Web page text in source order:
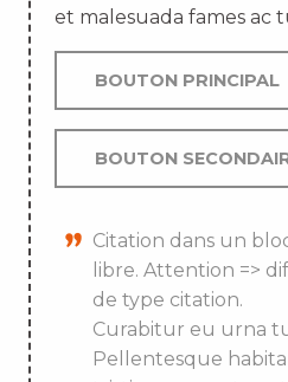
et malesuada fames ac
BOUTON PRINCIPAL
BOUTON
Citation dans un
libre. Attention =>
de type citation.
Curabitur eu urna
Pellentesque